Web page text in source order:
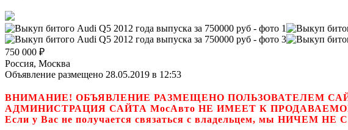
750 000 ₽
Россия, Москва
Объявление размещено 28.05.2019 в 12:53
ВНИМАНИЕ! ОБЪЯВЛЕНИЕ РАЗМЕЩЕНО ПОЛЬЗОВАТЕЛЕМ
АДМИНИСТРАЦИЯ САЙТА МосАвто НЕ ИМЕЕТ К
Если у Вас не получается связаться с владельцем, мы